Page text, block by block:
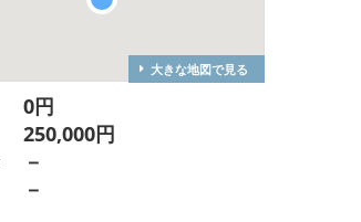
大きな地図で見る
0円
250,000円
－
－